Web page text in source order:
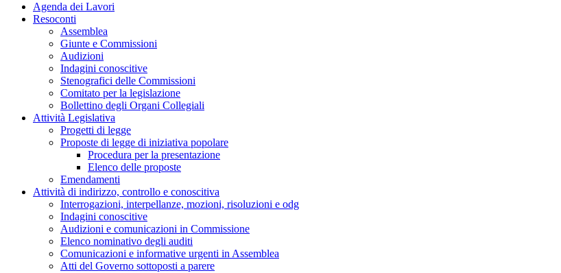
Agenda dei Lavori
Resoconti
Assemblea
Giunte e Commissioni
Audizioni
Indagini conoscitive
Stenografici delle Commissioni
Comitato per la legislazione
Bollettino degli Organi Collegiali
Attività Legislativa
Progetti di legge
Proposte di legge di iniziativa popolare
Procedura per la presentazione
Elenco delle proposte
Emendamenti
Attività di indirizzo, controllo e conoscitiva
Interrogazioni, interpellanze, mozioni, risoluzioni e odg
Indagini conoscitive
Audizioni e comunicazioni in Commissione
Elenco nominativo degli auditi
Comunicazioni e informative urgenti in Assemblea
Atti del Governo sottoposti a parere